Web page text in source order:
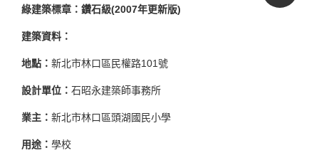
綠建築標章：鑽石級(2007年更新版)
建築資料：
地點： 新北市林口區民權路101號
設計單位： 石昭永建築師事務所
業主： 新北市林口區頭湖國民小學
用途： 學校